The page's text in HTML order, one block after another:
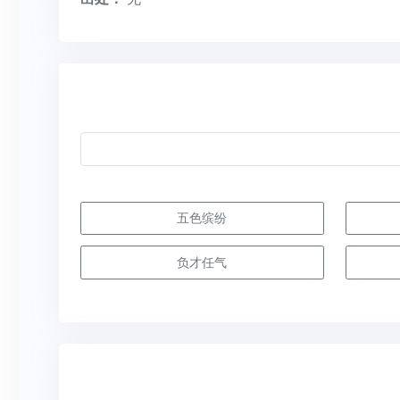
五色缤纷
负才任气